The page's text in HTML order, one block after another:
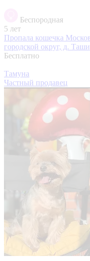
Беспородная
5 лет
Пропала кошечка
городской округ, д.
Бесплатно
Тамуна
Частный продавец